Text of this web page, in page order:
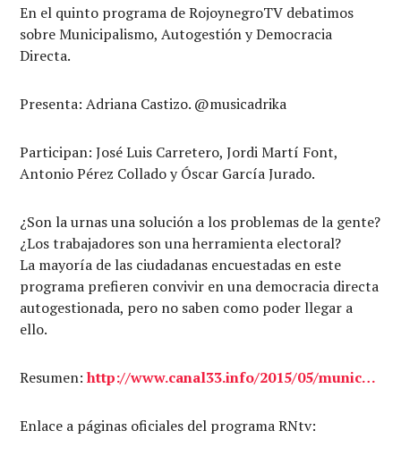
En el quinto programa de RojoynegroTV debatimos
sobre Municipalismo, Autogestión y Democracia
Directa.
Presenta: Adriana Castizo. @musicadrika
Participan: José Luis Carretero, Jordi Martí Font,
Antonio Pérez Collado y Óscar García Jurado.
¿Son la urnas una solución a los problemas de la gente?
¿Los trabajadores son una herramienta electoral?
La mayoría de las ciudadanas encuestadas en este
programa prefieren convivir en una democracia directa
autogestionada, pero no saben como poder llegar a
ello.
Resumen:http://www.canal33.info/2015/05/munic…
Enlace a páginas oficiales del programa RNtv: